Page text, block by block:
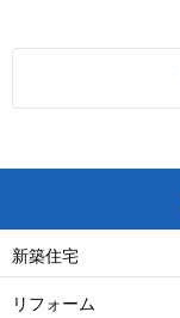
新築住宅
リフォーム